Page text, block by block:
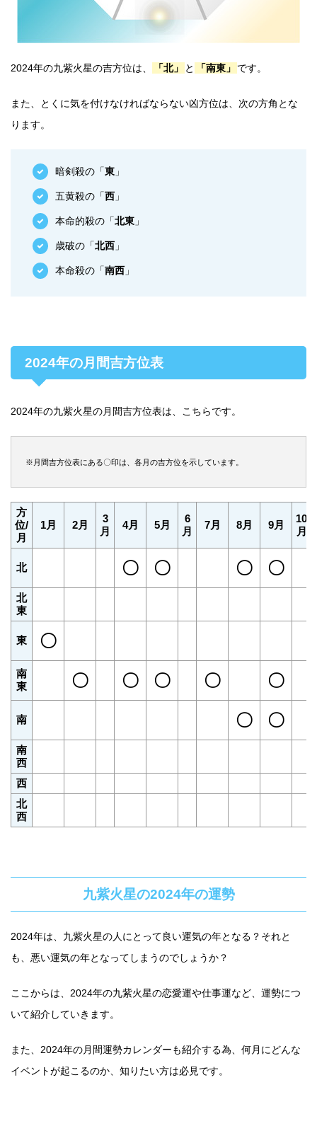
2024年の九紫火星の吉方位は、 「北」 と 「南東」 です。
また、とくに気を付けなければならない凶方位は、次の方角とな
ります。
暗剣殺の「東」
五黄殺の「西」
本命的殺の「北東」
歳破の「北西」
本命殺の「南西」
2024年の月間吉方位表
2024年の九紫火星の月間吉方位表は、こちらです。
※月間吉方位表にある〇印は、各月の吉方位を示しています。
方
位/
月
1月 2月
3
月
4月 5月
6
月
7月 8月 9月
10
月
北 〇 〇 〇 〇
北
東
東 〇
南
東
〇 〇 〇 〇 〇
南 〇 〇
南
西
西
北
西
九紫火星の2024年の運勢
2024年は、九紫火星の人にとって良い運気の年となる？それと
も、悪い運気の年となってしまうのでしょうか？
ここからは、2024年の九紫火星の恋愛運や仕事運など、運勢につ
いて紹介していきます。
また、2024年の月間運勢カレンダーも紹介する為、何月にどんな
イベントが起こるのか、知りたい方は必見です。